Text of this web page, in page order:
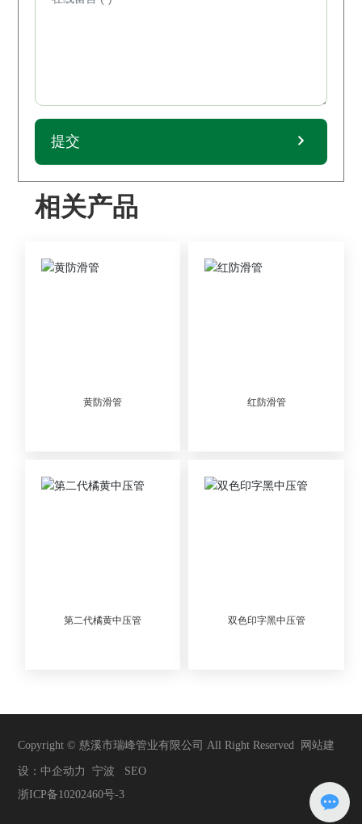
提交
相关产品
黄防滑管 红防滑管
第二代橘黄中压管 双色印字黑中压管
Copyright © 慈溪市瑞峰管业有限公司 All Right Reserved 网站建
设：中企动力 宁波
SEO
浙ICP备10202460号-3